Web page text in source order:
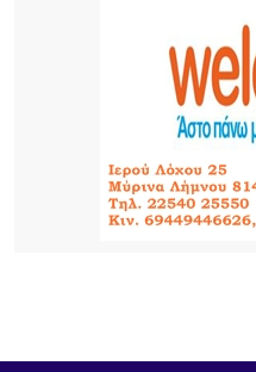
22 ΏΡΕΣ ΠΡΙΝ
Κύκλος Ομιλιών για τα
Κούταλης Ιστορία,
συλλογική μνήμη 9, 10
Αποθήκη, Μύρινα
24 ΏΡΕΣ ΠΡΙΝ
Νέα τουρκική
την παράδοση